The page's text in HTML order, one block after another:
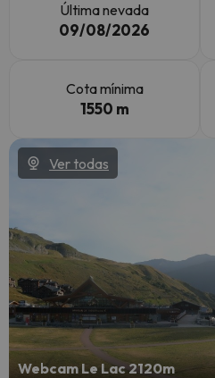
Última nevada
09/08/2026
Cota mínima
1550 m
Ver todas
Webcam Le Lac 2120m